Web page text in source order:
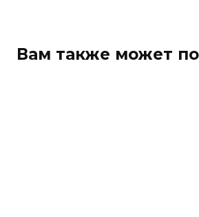
Вам также может